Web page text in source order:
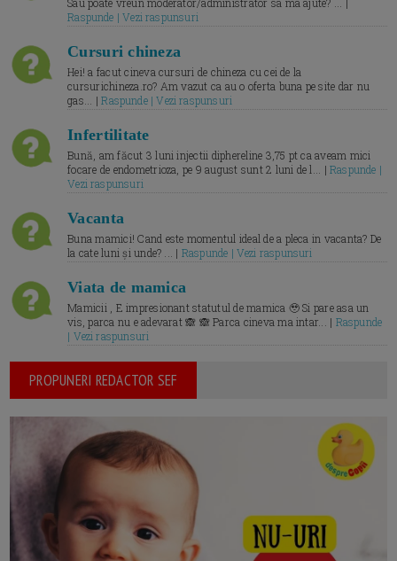
Sau poate vreun moderator/administrator sa ma ajute? ... |
Raspunde | Vezi raspunsuri
Cursuri chineza
Hei! a facut cineva cursuri de chineza cu cei de la
cursurichineza.ro? Am vazut ca au o oferta buna pe site dar nu
gas... |Raspunde | Vezi raspunsuri
Infertilitate
Bună, am făcut 3 luni injectii diphereline 3,75 pt ca aveam mici
focare de endometrioza, pe 9 august sunt 2 luni de l... |Raspunde |
Vezi raspunsuri
Vacanta
Buna mamici! Cand este momentul ideal de a pleca in vacanta? De
la cate luni și unde? ... | Raspunde | Vezi raspunsuri
Viata de mamica
Mamicii , E impresionant statutul de mamica 🥹 Si pare asa un
vis, parca nu e adevarat 🙈 🙈 Parca cineva ma intar... | Raspunde
| Vezi raspunsuri
PROPUNERI REDACTOR SEF